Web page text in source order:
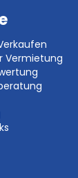
Vermietung